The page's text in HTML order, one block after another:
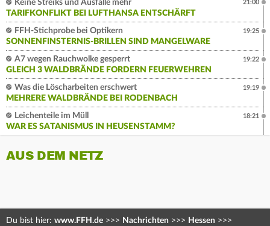
Keine Streiks und Ausfälle mehr
TARIFKONFLIKT BEI LUFTHANSA ENTSCHÄRFT
21:00
FFH-Stichprobe bei Optikern
SONNENFINSTERNIS-BRILLEN SIND MANGELWARE
19:25
A7 wegen Rauchwolke gesperrt
GLEICH 3 WALDBRÄNDE FORDERN FEUERWEHREN
19:22
Was die Löscharbeiten erschwert
MEHRERE WALDBRÄNDE BEI RODENBACH
19:19
Leichenteile im Müll
WAR ES SATANISMUS IN HEUSENSTAMM?
18:21
AUS DEM NETZ
Du bist hier: www.FFH.de >>> Nachrichten >>> Hessen >>>